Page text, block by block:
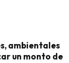
ambientales
un monto de